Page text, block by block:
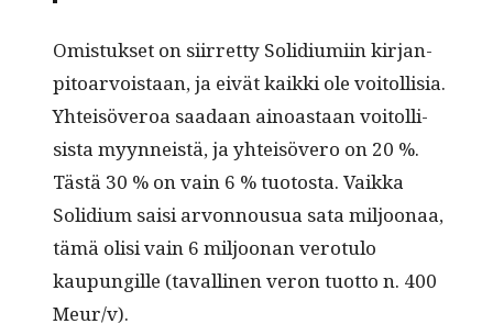
Omis­tuk­set on siir­ret­ty Solid­i­u­mi­in kir­jan­
pitoar­vois­taan, ja eivät kaik­ki ole voitol­lisia.
Yhteisöveroa saadaan ain­oas­taan voitol­li­
sista myyn­neistä, ja yhteisövero on 20 %.
Tästä 30 % on vain 6 % tuo­to­s­ta. Vaik­ka
Solid­i­um saisi arvon­nousua sata miljoon­aa,
tämä olisi vain 6 miljoo­nan vero­tu­lo
kaupungille (tavalli­nen veron tuot­to n. 400
Meur/v).